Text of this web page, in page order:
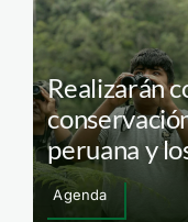
Realizarán
peruana y
Agenda